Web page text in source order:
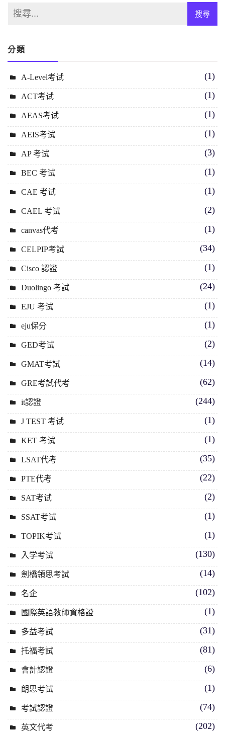
分類
A-Level考试 (1)
ACT考试 (1)
AEAS考试 (1)
AEIS考试 (1)
AP 考试 (3)
BEC 考试 (1)
CAE 考试 (1)
CAEL 考试 (2)
canvas代考 (1)
CELPIP考試 (34)
Cisco 認證 (1)
Duolingo 考試 (24)
EJU 考试 (1)
eju保分 (1)
GED考试 (2)
GMAT考試 (14)
GRE考試代考 (62)
it認證 (244)
J TEST 考试 (1)
KET 考试 (1)
LSAT代考 (35)
PTE代考 (22)
SAT考试 (2)
SSAT考试 (1)
TOPIK考试 (1)
入学考试 (130)
劍橋領思考試 (14)
名企 (102)
國際英語教師資格證 (1)
多益考試 (31)
托福考試 (81)
會計認證 (6)
朗思考试 (1)
考試認證 (74)
英文代考 (202)